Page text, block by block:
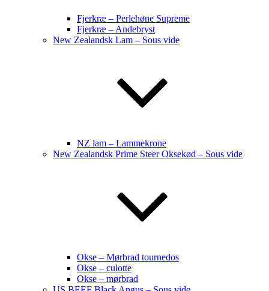
Fjerkræ – Perlehøne Supreme
Fjerkræ – Andebryst
New Zealandsk Lam – Sous vide
NZ lam – Lammekrone
New Zealandsk Prime Steer Oksekød – Sous vide
Okse – Mørbrad tournedos
Okse – culotte
Okse – mørbrad